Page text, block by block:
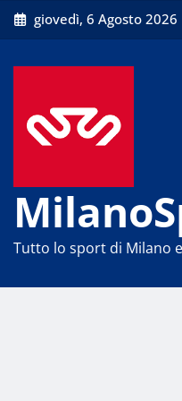
Skip
to
giovedì, 6 Agosto 2026
Tutto lo sport di Milano